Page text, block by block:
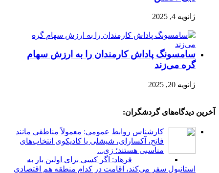
ژانویه 4, 2025
سامسونگ پاداش کارمندان را به ارزش سهام
گره می‌زند
ژانویه 20, 2025
آخرین دیدگاه‌های گردشگران:
کارشناس روابط عمومی: معمولاً مناطقی مانند
فاتح، آکسارای، شیشلی یا کادیکوی انتخاب‌های
مناسبی هستند؛ زی...
فرهاد: اگر کسی برای اولین بار به
استانبول سفر می‌کند، اقامت در کدام منطقه هم اقتصادی